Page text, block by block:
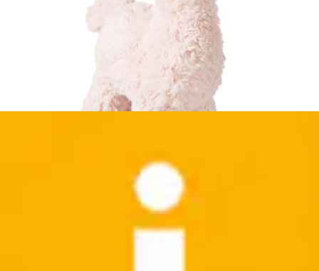
Schmusetuch »My First NICI, Bär Finni, Kleines
Wunder« mit niedlicher Stickerei...